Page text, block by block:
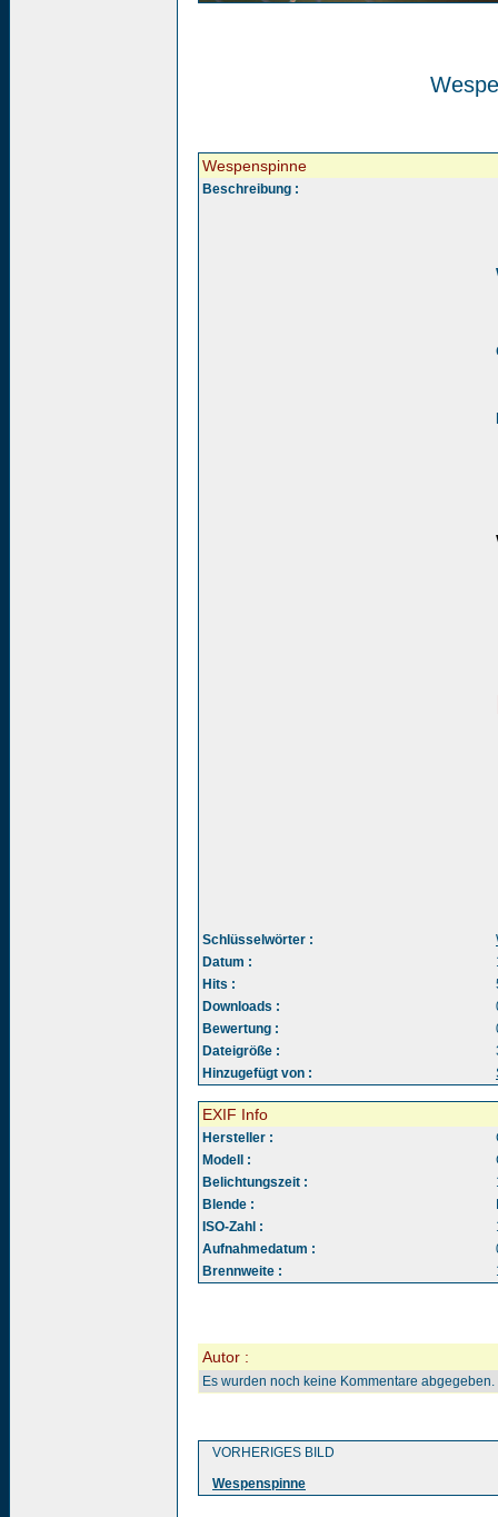
Wespenspinne
Beschreibung :
Schlüsselwörter :
Datum :
Hits :
Downloads :
Bewertung :
Dateigröße :
Hinzugefügt von :
EXIF Info
Hersteller :
Modell :
Belichtungszeit :
Blende :
ISO-Zahl :
Aufnahmedatum :
Brennweite :
Autor :
Es wurden noch keine Kommentare abgegeben.
VORHERIGES BILD
Wespenspinne